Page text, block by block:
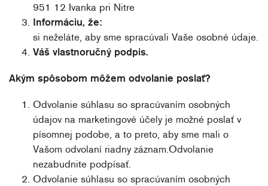
951 12 Ivanka pri Nitre
Informáciu, že:
si neželáte, aby sme spracúvali Vaše osobné údaje.
Váš vlastnoručný podpis.
Akým spôsobom môžem odvolanie poslať?
Odvolanie súhlasu so spracúvaním osobných
údajov na marketingové účely je možné poslať v
písomnej podobe, a to preto, aby sme mali o
Vašom odvolaní riadny záznam.Odvolanie
nezabudnite podpísať.
Odvolanie súhlasu so spracúvaním osobných